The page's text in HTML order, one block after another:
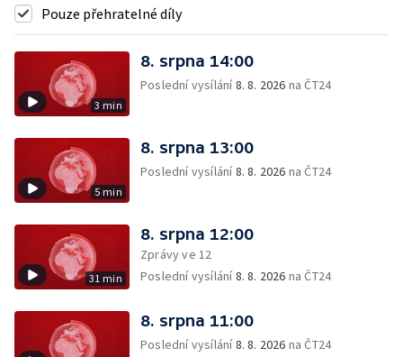
Pouze přehratelné díly
3 min
8. srpna 14:00
Poslední vysílání8. 8. 2026 na ČT24
5 min
8. srpna 13:00
Poslední vysílání8. 8. 2026 na ČT24
31 min
8. srpna 12:00
Zprávy ve 12
Poslední vysílání8. 8. 2026 na ČT24
8. srpna 11:00
Poslední vysílání8. 8. 2026 na ČT24